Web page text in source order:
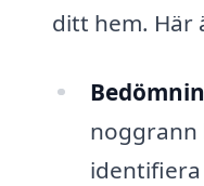
ditt hem. Här
noggrann